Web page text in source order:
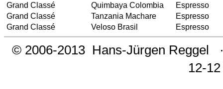
Grand Classé
Quimbaya Colombia
Espresso
Grand Classé
Tanzania Machare
Espresso
Grand Classé
Veloso Brasil Espresso
© 2006-2013 Hans-Jürgen Reggel
12-